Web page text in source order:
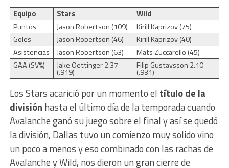
Equipo Stars
Wild
Puntos
Jason Robertson (109)
Kirill Kaprizov (75)
Goles
Jason Robertson (46)
Kirill Kaprizov (40)
Asistencias
Jason Robertson (63)
Mats Zuccarello (45)
GAA (SV%)
Jake Oettinger 2.37
(.919)
Filip Gustavsson 2.10
(.931)
Los Stars acarició por un momento el título de la
división hasta el último día de la temporada cuando
Avalanche ganó su juego sobre el final y así se quedó
la división, Dallas tuvo un comienzo muy solido vino
un poco a menos y eso combinado con las rachas de
Avalanche y Wild, nos dieron un gran cierre de